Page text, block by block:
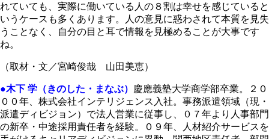
れていても、実際に働いている人の８割は幸せを感じていると
いうケースも多くあります。人の意見に惑わされて本質を見失
うことなく、自分の目と耳で情報を見極めることが大事です
ね。
（取材・文／宮崎俊哉 山田美恵）
●木下 学（きのした・まなぶ）
慶應義塾大学商学部卒業。２０
００年、株式会社インテリジェンス入社。事務派遣領域（現・
派遣ディビジョン）で法人営業に従事し、０７年より人事部門
の新卒・中途採用責任者を経験。０９年、人材紹介サービスを